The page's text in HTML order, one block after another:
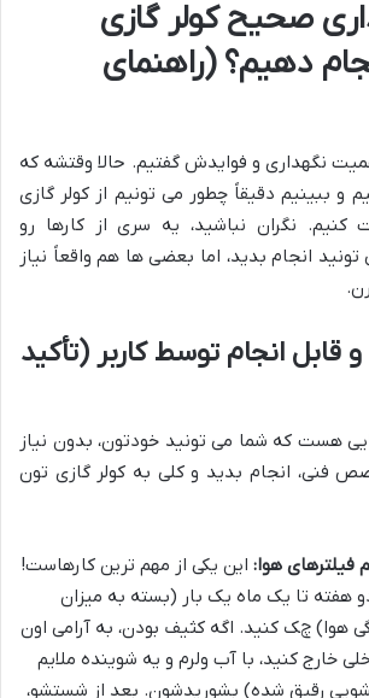
صحیح کولر گازی
دهیم؟ (راهنمای
نگهداری و فوایدش گفتیم. حالا وقتشه که
و ببینیم دقیقاً چطور می تونیم از کولر گازی
کنیم. نگران نباشید، یه سری از کارها رو
انجام بدید، اما بعضی ها هم واقعاً نیاز
قابل انجام توسط کاربر (تأکید
هست که شما می تونید خودتون، بدون نیاز
فنی، انجام بدید و کلی به کولر گازی تون
فیلترهای هوا: این یکی از مهم ترین کارهاست!
هفته تا یک ماه یک بار (بسته به میزان
هوا) چک کنید. اگه کثیف بودن، به آرامی اون
خارج کنید، با آب ولرم و یه شوینده ملایم
رقیق شده) بشوریدشون. بعد از شستشو،